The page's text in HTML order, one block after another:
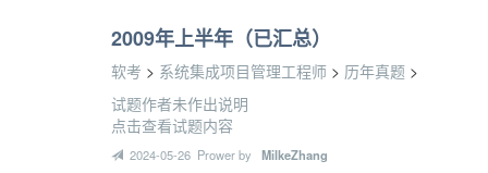
2009年上半年（已汇总）
软考 > 系统集成项目管理工程师 > 历年真题 >
试题作者未作出说明
点击查看试题内容
2024-05-26 Prower by MilkeZhang